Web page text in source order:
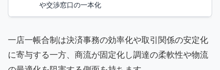
や交渉窓口の一本化
一店一帳合制は決済事務の効率化や取引関係の安定化
に寄与する一方、商流が固定化し調達の柔軟性や物流